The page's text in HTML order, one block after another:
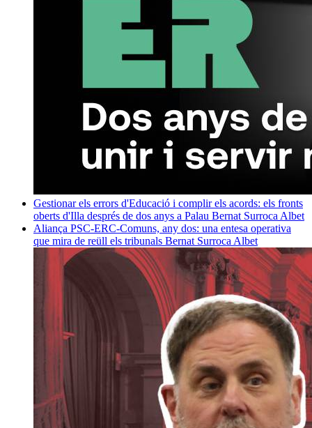
Gestionar els errors d'Educació i complir els acords: els fronts
oberts d'Illa després de dos anys a Palau Bernat Surroca Albet
Aliança PSC-ERC-Comuns, any dos: una entesa operativa
que mira de reüll els tribunals Bernat Surroca Albet